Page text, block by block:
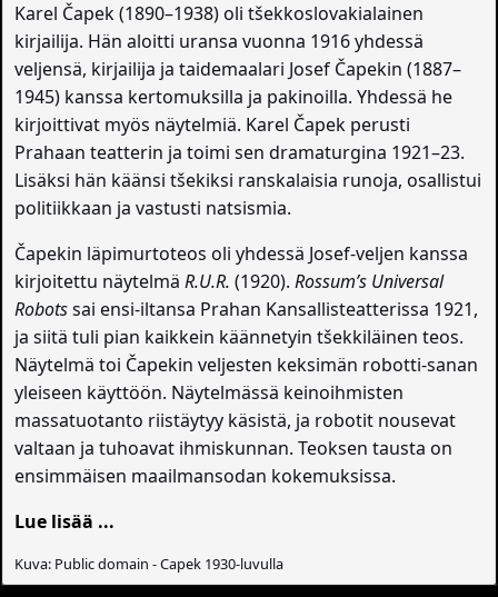
Karel Čapek (1890–1938) oli tšekkoslovakialainen
kirjailija. Hän aloitti uransa vuonna 1916 yhdessä
veljensä, kirjailija ja taidemaalari Josef Čapekin (1887–
1945) kanssa kertomuksilla ja pakinoilla. Yhdessä he
kirjoittivat myös näytelmiä. Karel Čapek perusti
Prahaan teatterin ja toimi sen dramaturgina 1921–23.
Lisäksi hän käänsi tšekiksi ranskalaisia runoja, osallistui
politiikkaan ja vastusti natsismia.
Čapekin läpimurtoteos oli yhdessä Josef-veljen kanssa
kirjoitettu näytelmäR.U.R. (1920).Rossum’s Universal
Robotssai ensi-iltan­sa Prahan Kansallisteatterissa 1921,
ja siitä tuli pian kaikkein käännetyin tšekkiläinen teos.
Näytelmä toi Čapekin veljesten keksimän robotti-sanan
yleiseen käyttöön. Näytelmässä keinoihmisten
massatuotanto riistäytyy käsistä, ja robotit nousevat
valtaan ja tuhoavat ihmiskunnan. Teoksen tausta on
ensimmäisen maailmansodan kokemuksissa.
Lue lisää ...
Kuva: Public domain - Capek 1930-luvulla